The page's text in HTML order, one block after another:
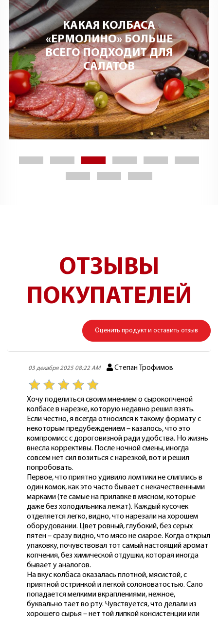
КАКАЯ КОЛБАСА
«ЕРМОЛИНО» БОЛЬШЕ
ВСЕГО ПОДХОДИТ ДЛЯ
САЛАТОВ
ОТЗЫВЫ
ПОКУПАТЕЛЕЙ
Оценить продукт и оставить отзыв
03 декабря 2025 08:22 AM Степан Трофимов
Хочу поделиться своим мнением о сырокопченой
колбасе в нарезке, которую недавно решил взять.
Если честно, я всегда относился к такому формату с
некоторым предубеждением – казалось, что это
компромисс с дороговизной ради удобства. Но жизнь
внесла коррективы. После ночной смены, иногда
совсем нет сил возиться с нарезкой, вот и решил
попробовать.
Первое, что приятно удивило ломтики не слиплись в
один комок, как это часто бывает с некачественными
марками (те самые на прилавке в мясном, которые
даже без холодильника лежат). Каждый кусочек
отделяется легко, видно, что нарезали на хорошем
оборудовании. Цвет ровный, глубокий, без серых
пятен – сразу видно, что мясо не сиарое. Когда открыл
упаковку, почувствовал тот самый настоящий аромат
копчения, без химической отдушки, которая иногда
бывает у аналогов.
На вкус колбаса оказалась плотной, мясистой, с
приятной остринкой и легкой солоноватостью. Сало
попадается мелкими вкраплениями, нежное,
буквально тает во рту. Чувствуется, что делали из
хорошего сырья – нет той липкой консистенции или